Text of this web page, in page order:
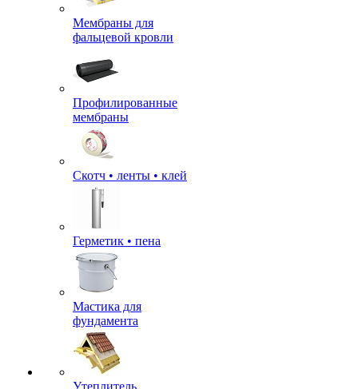
Мембраны для
фальцевой кровли
Профилированные
мембраны
Скотч • ленты • клей
Герметик • пена
Мастика для
фундамента
Утеплитель